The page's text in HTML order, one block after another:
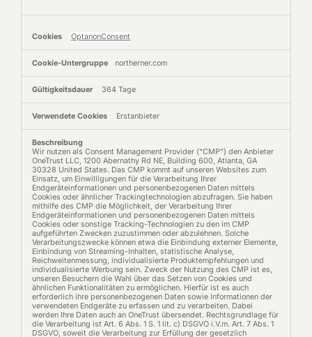
OptanonConsent
northerner.com
364 Tage
Erstanbieter
Wir nutzen als Consent Management Provider (“CMP”) den Anbieter
OneTrust LLC, 1200 Abernathy Rd NE, Building 600, Atlanta, GA
30328 United States. Das CMP kommt auf unseren Websites zum
Einsatz, um Einwilligungen für die Verarbeitung Ihrer
Endgeräteinformationen und personenbezogenen Daten mittels
Cookies oder ähnlicher Trackingtechnologien abzufragen. Sie haben
mithilfe des CMP die Möglichkeit, der Verarbeitung Ihrer
Endgeräteinformationen und personenbezogenen Daten mittels
Cookies oder sonstige Tracking-Technologien zu den im CMP
aufgeführten Zwecken zuzustimmen oder abzulehnen. Solche
Verarbeitungszwecke können etwa die Einbindung externer Elemente,
Einbindung von Streaming-Inhalten, statistische Analyse,
Reichweitenmessung, individualisierte Produktempfehlungen und
individualisierte Werbung sein. Zweck der Nutzung des CMP ist es,
unseren Besuchern die Wahl über das Setzen von Cookies und
ähnlichen Funktionalitäten zu ermöglichen. Hierfür ist es auch
erforderlich ihre personenbezogenen Daten sowie Informationen der
verwendeten Endgeräte zu erfassen und zu verarbeiten. Dabei
werden Ihre Daten auch an OneTrust übersendet. Rechtsgrundlage für
die Verarbeitung ist Art. 6 Abs. 1 S. 1 lit. c) DSGVO i.V.m. Art. 7 Abs. 1
DSGVO, soweit die Verarbeitung zur Erfüllung der gesetzlich